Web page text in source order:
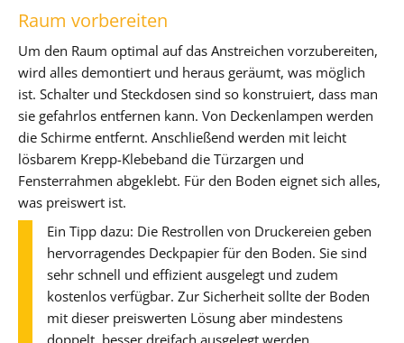
Raum vorbereiten
Um den Raum optimal auf das Anstreichen vorzubereiten,
wird alles demontiert und heraus geräumt, was möglich
ist. Schalter und Steckdosen sind so konstruiert, dass man
sie gefahrlos entfernen kann. Von Deckenlampen werden
die Schirme entfernt. Anschließend werden mit leicht
lösbarem Krepp-Klebeband die Türzargen und
Fensterrahmen abgeklebt. Für den Boden eignet sich alles,
was preiswert ist.
Ein Tipp dazu: Die Restrollen von Druckereien geben
hervorragendes Deckpapier für den Boden. Sie sind
sehr schnell und effizient ausgelegt und zudem
kostenlos verfügbar. Zur Sicherheit sollte der Boden
mit dieser preiswerten Lösung aber mindestens
doppelt, besser dreifach ausgelegt werden.